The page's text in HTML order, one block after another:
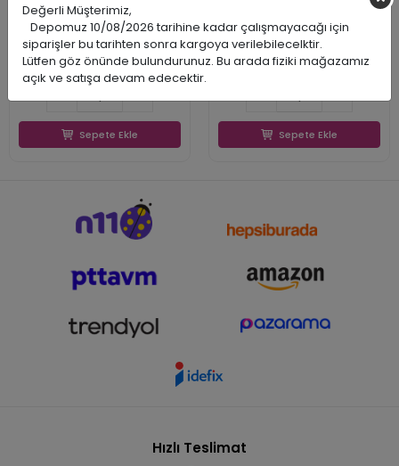
VICT67835C1
7613329191491
573,23 TL
375,96 TL
375,96 TL
Sepete Ekle
7611160003225
571,81 TL
374,71 TL
Sepete Ekle
Hızlı Teslimat
Değerli Müşterimiz,
Depomuz 10/08/2026 tarihine kadar çalışmayacağı için
siparişler bu tarihten sonra kargoya verilebilecelktir.
Lütfen göz önünde bulundurunuz. Bu arada fiziki mağazamız
açık ve satışa devam edecektir.